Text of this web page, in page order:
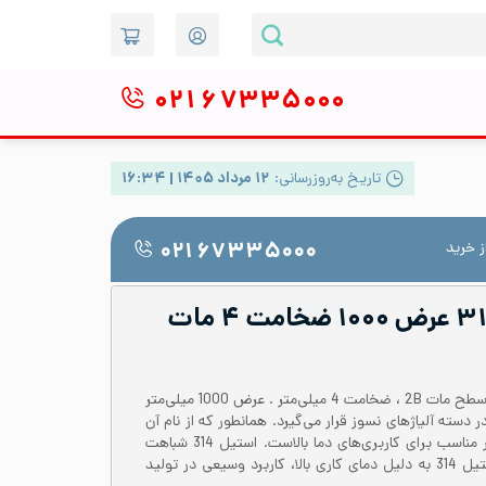
۰۲۱ ۶۷۳۳۵۰۰۰
تاریخ به‌روزرسانی: ۱۲ مرداد ۱۴۰۵ | ۱۶:۳۴
خرید ۰۲۱ ۶۷۳۳۵۰۰۰
ورق رول استیل ۳۱۴ عرض ۱۰۰۰ ضخامت ۴ مات
ورق رول استیل 314 یا 1.4841 با سطح مات 2B ، ضخامت 4 میلی‌متر . عرض 1000 میلی‌متر
دسته آلیاژهای نسوز قرار می‌گیرد. همانطور که از نام آن
پیداست این آلیاژ گزینه‌ای بسیار مناسب برای کاربری‌های دما بالاست. استیل 314 شباهت
بسیار زیاد به آلیاژ 310S دارد. استیل 314 به دلیل دمای کاری بالا، کاربرد وسیعی در تولید